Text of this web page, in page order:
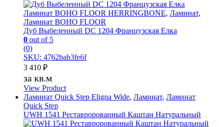
Ламинат BOHO FLOOR HERRINGBONE, Ламинат,
Ламинат BOHO FLOOR
Дуб Выбеленный DC 1204 Французская Елка
0 out of 5
(0)
SKU: 4762bab3fe6f
3 410 ₽
за кв.м
View Product
Ламинат Quick Step Eligna Wide, Ламинат, Ламинат
Quick Step
UWH 1541 Реставророванный Каштан Натуральный